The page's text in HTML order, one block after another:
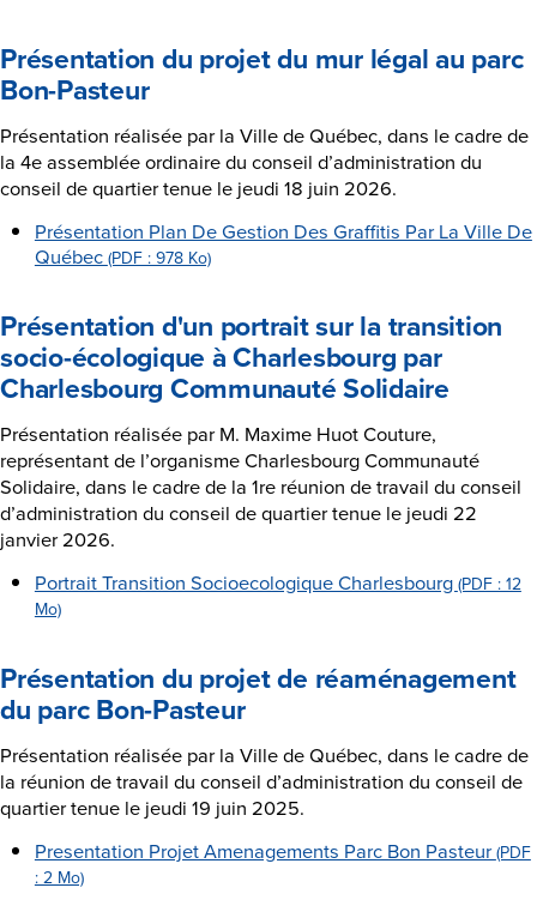
Présentation du projet du mur légal au parc
Bon-Pasteur
Présentation réalisée par la Ville de Québec, dans le cadre de
la 4e assemblée ordinaire du conseil d’administration du
conseil de quartier tenue le jeudi 18 juin 2026.
Présentation Plan De Gestion Des Graffitis Par La Ville De
Québec (PDF : 978 Ko)
Présentation d'un portrait sur la transition
socio-écologique à Charlesbourg par
Charlesbourg Communauté Solidaire
Présentation réalisée par M. Maxime Huot Couture,
représentant de l’organisme Charlesbourg Communauté
Solidaire, dans le cadre de la 1re réunion de travail du conseil
d’administration du conseil de quartier tenue le jeudi 22
janvier 2026.
Portrait Transition Socioecologique Charlesbourg (PDF : 12
Mo)
Présentation du projet de réaménagement
du parc Bon-Pasteur
Présentation réalisée par la Ville de Québec, dans le cadre de
la réunion de travail du conseil d’administration du conseil de
quartier tenue le jeudi 19 juin 2025.
Presentation Projet Amenagements Parc Bon Pasteur(PDF
: 2 Mo)